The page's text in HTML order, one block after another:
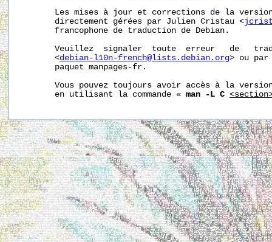
Les mises à jour et corrections de la
       directement gérées par Julien Cristau <
       francophone de traduction de Debian.
Veuillez  signaler  toute  erreur   de
       <
debian-l10n-french@lists.debian.org> ou par
       paquet manpages-fr.
Vous pouvez toujours avoir accès à la
       en utilisant la commande «
man -L C